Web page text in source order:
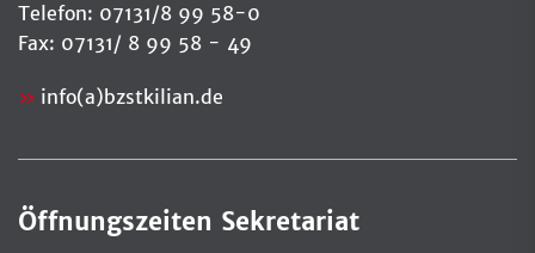
Telefon: 07131/8 99 58-0
Fax: 07131/ 8 99 58 - 49
info(a)bzstkilian.de
Öffnungszeiten Sekretariat